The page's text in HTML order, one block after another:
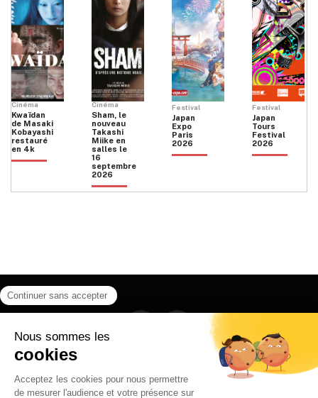
Cinéma
Kwaïdan
de Masaki
Kobayashi
restauré
en 4k
Cinéma
Sham, le
nouveau
Takashi
Miike en
salles le
16
septembre
2026
Festival
Japan
Expo
Paris
2026
Festival
Japan
Tours
Festival
2026
Instagram
CONTACT
POLITIQUE DE CONFIDENTIALITÉ